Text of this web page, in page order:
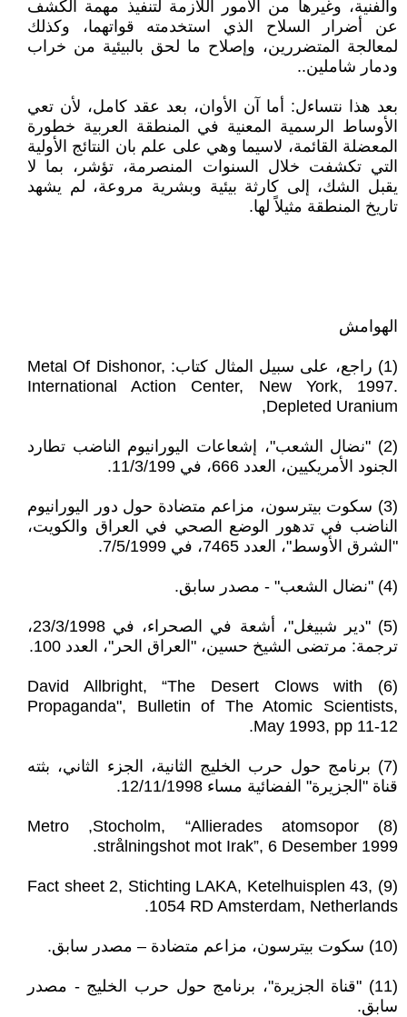
والفنية، وغيرها من الأمور اللازمة لتنفيذ مهمة الكشف
عن أضرار السلاح الذي استخدمته قواتهما، وكذلك
لمعالجة المتضررين، وإصلاح ما لحق بالبيئية من خراب
ودمار شاملين..
بعد هذا نتساءل: أما آن الأوان، بعد عقد كامل، لأن تعي
الأوساط الرسمية المعنية في المنطقة العربية خطورة
المعضلة القائمة، لاسيما وهي على علم بان النتائج الأولية
التي تكشفت خلال السنوات المنصرمة، تؤشر، بما لا
يقبل الشك، إلى كارثة بيئية وبشرية مروعة، لم يشهد
تاريخ المنطقة مثيلاً لها.
الهوامش
(1) راجع، على سبيل المثال كتاب: Metal Of Dishonor,
International Action Center, New York, 1997.
Depleted Uranium,
(2) "نضال الشعب"، إشعاعات اليورانيوم الناضب تطارد
الجنود الأمريكيين، العدد 666، في 11/3/199.
(3) سكوت بيترسون، مزاعم متضادة حول دور اليورانيوم
الناضب في تدهور الوضع الصحي في العراق والكويت،
"الشرق الأوسط"، العدد 7465، في 7/5/1999.
(4) "نضال الشعب" - مصدر سابق.
(5) "دير شبيغل"، أشعة في الصحراء، في 23/3/1998،
ترجمة: مرتضى الشيخ حسين، "العراق الحر"، العدد 100.
(6) David Allbright, “The Desert Clows with
Propaganda", Bulletin of The Atomic Scientists,
May 1993, pp 11-12.
(7) برنامج حول حرب الخليج الثانية، الجزء الثاني، بثته
قناة "الجزيرة" الفضائية مساء 12/11/1998.
(8) Metro ,Stocholm, “Allierades atomsopor
strålningshot mot Irak”, 6 Desember 1999.
(9) Fact sheet 2, Stichting LAKA, Ketelhuisplen 43,
1054 RD Amsterdam, Netherlands.
(10) سكوت بيترسون، مزاعم متضادة – مصدر سابق.
(11) "قناة الجزيرة"، برنامج حول حرب الخليج - مصدر
سابق.